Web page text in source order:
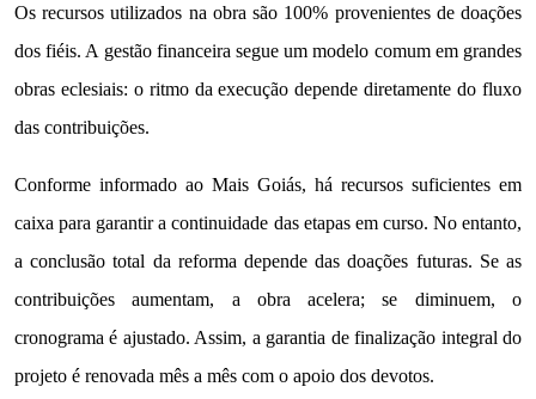
Os recursos utilizados na obra são 100% provenientes de doações
dos fiéis. A gestão financeira segue um modelo comum em grandes
obras eclesiais: o ritmo da execução depende diretamente do fluxo
das contribuições.
Conforme informado ao Mais Goiás, há recursos suficientes em
caixa para garantir a continuidade das etapas em curso. No entanto,
a conclusão total da reforma depende das doações futuras. Se as
contribuições aumentam, a obra acelera; se diminuem, o
cronograma é ajustado. Assim, a garantia de finalização integral do
projeto é renovada mês a mês com o apoio dos devotos.